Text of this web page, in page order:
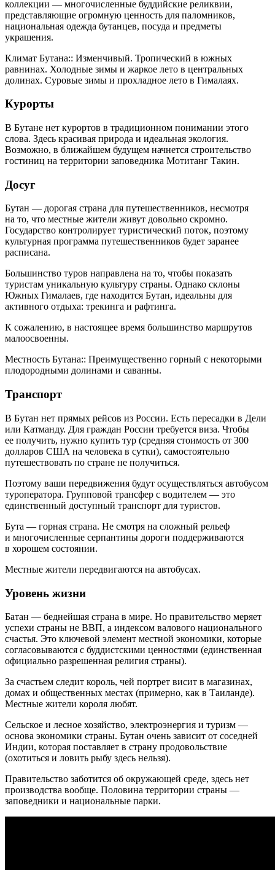
коллекции — многочисленные буддийские реликвии,
представляющие огромную ценность для паломников,
национальная одежда бутанцев, посуда и предметы
украшения.
Климат Бутана:: Изменчивый. Тропический в южных
равнинах. Холодные зимы и жаркое лето в центральных
долинах. Суровые зимы и прохладное лето в Гималаяx.
Курорты
В Бутане нет курортов в традиционном понимании этого
слова. Здесь красивая природа и идеальная экология.
Возможно, в ближайшем будущем начнется строительство
гостиниц на территории заповедника Мотитанг Такин.
Досуг
Бутан — дорогая страна для путешественников, несмотря
на то, что местные жители живут довольно скромно.
Государство контролирует туристический поток, поэтому
культурная программа путешественников будет заранее
расписана.
Большинство туров направлена на то, чтобы показать
туристам уникальную культуру страны. Однако склоны
Южных Гималаев, где находится Бутан, идеальны для
активного отдыха: трекинга и рафтинга.
К сожалению, в настоящее время большинство маршрутов
малоосвоенны.
Местность Бутана:: Преимущественно горный с некоторыми
плодородными долинами и саванны.
Транспорт
В Бутан нет прямых рейсов из России. Есть пересадки в Дели
или Катманду. Для граждан России требуется виза. Чтобы
ее получить, нужно купить тур (средняя стоимость от 300
долларов США на человека в сутки), самостоятельно
путешествовать по стране не получиться.
Поэтому ваши передвижения будут осуществляться автобусом
туроператора. Групповой трансфер с водителем — это
единственный доступный транспорт для туристов.
Бута — горная страна. Не смотря на сложный рельеф
и многочисленные серпантины дороги поддерживаются
в хорошем состоянии.
Местные жители передвигаются на автобусах.
Уровень жизни
Батан — беднейшая страна в мире. Но правительство меряет
успехи страны не ВВП, а индексом валового национального
счастья. Это ключевой элемент местной экономики, которые
согласовываются с буддистскими ценностями (единственная
официально разрешенная религия страны).
За счастьем следит король, чей портрет висит в магазинах,
домах и общественных местах (примерно, как в Таиланде).
Местные жители короля любят.
Сельское и лесное хозяйство, электроэнергия и туризм —
основа экономики страны. Бутан очень зависит от соседней
Индии, которая поставляет в страну продовольствие
(охотиться и ловить рыбу здесь нельзя).
Правительство заботится об окружающей среде, здесь нет
производства вообще. Половина территории страны —
заповедники и национальные парки.